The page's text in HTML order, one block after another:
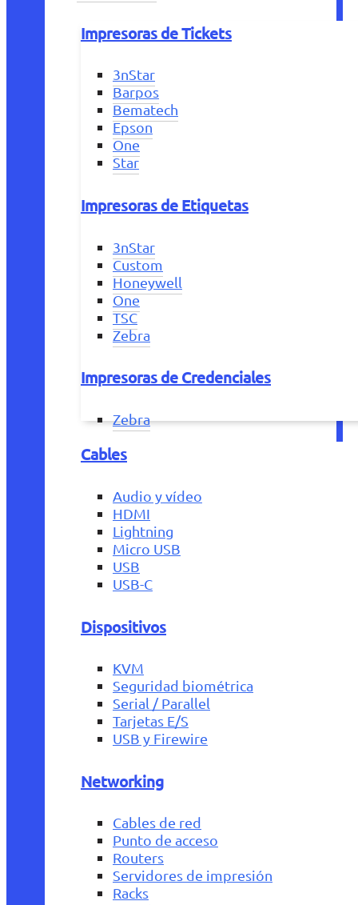
Impresoras de Tickets
3nStar
Barpos
Bematech
Epson
One
Star
Impresoras de Etiquetas
3nStar
Custom
Honeywell
One
TSC
Zebra
Impresoras de Credenciales
Zebra
Cables
Audio y vídeo
HDMI
Lightning
Micro USB
USB
USB-C
Dispositivos
KVM
Seguridad biométrica
Serial / Parallel
Tarjetas E/S
USB y Firewire
Networking
Cables de red
Punto de acceso
Routers
Servidores de impresión
Racks